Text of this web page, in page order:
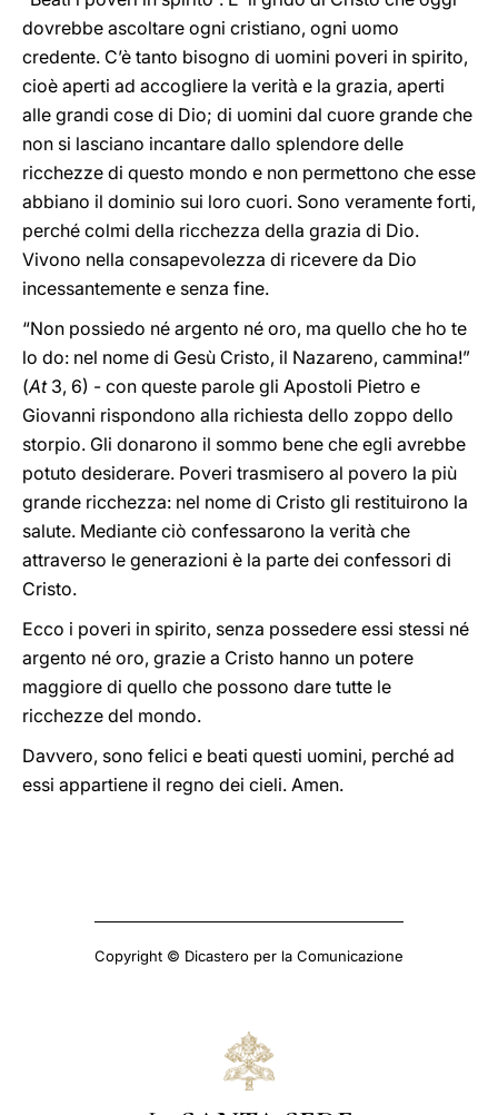
dovrebbe ascoltare ogni cristiano, ogni uomo
credente. C’è tanto bisogno di uomini poveri in spirito,
cioè aperti ad accogliere la verità e la grazia, aperti
alle grandi cose di Dio; di uomini dal cuore grande che
non si lasciano incantare dallo splendore delle
ricchezze di questo mondo e non permettono che esse
abbiano il dominio sui loro cuori. Sono veramente forti,
perché colmi della ricchezza della grazia di Dio.
Vivono nella consapevolezza di ricevere da Dio
incessantemente e senza fine.
“Non possiedo né argento né oro, ma quello che ho te
lo do: nel nome di Gesù Cristo, il Nazareno, cammina!”
(At3, 6) - con queste parole gli Apostoli Pietro e
Giovanni rispondono alla richiesta dello zoppo dello
storpio. Gli donarono il sommo bene che egli avrebbe
potuto desiderare. Poveri trasmisero al povero la più
grande ricchezza: nel nome di Cristo gli restituirono la
salute. Mediante ciò confessarono la verità che
attraverso le generazioni è la parte dei confessori di
Cristo.
Ecco i poveri in spirito, senza possedere essi stessi né
argento né oro, grazie a Cristo hanno un potere
maggiore di quello che possono dare tutte le
ricchezze del mondo.
Davvero, sono felici e beati questi uomini, perché ad
essi appartiene il regno dei cieli. Amen.
Copyright © Dicastero per la Comunicazione